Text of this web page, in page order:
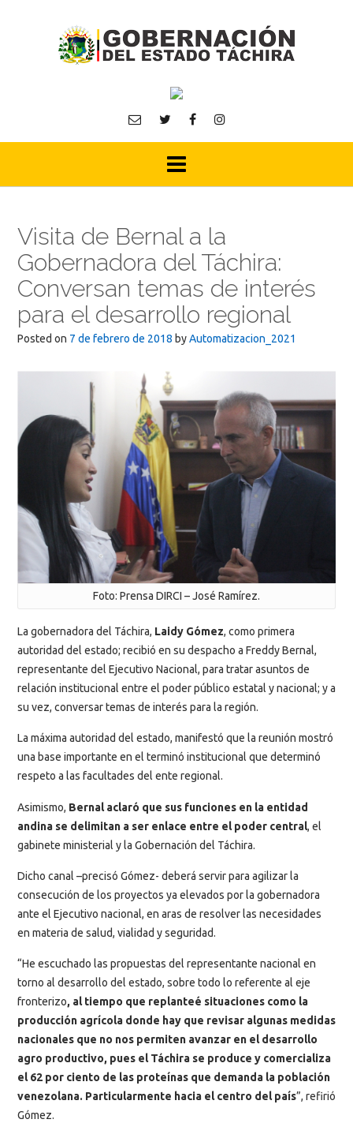
Visita de Bernal a la
Gobernadora del Táchira:
Conversan temas de interés
para el desarrollo regional
Posted on 7 de febrero de 2018 byAutomatizacion_2021
Foto: Prensa DIRCI – José Ramírez.
La gobernadora del Táchira, Laidy Gómez, como primera
autoridad del estado; recibió en su despacho a Freddy Bernal,
representante del Ejecutivo Nacional, para tratar asuntos de
relación institucional entre el poder público estatal y nacional; y a
su vez, conversar temas de interés para la región.
La máxima autoridad del estado, manifestó que la reunión mostró
una base importante en el terminó institucional que determinó
respeto a las facultades del ente regional.
Asimismo, Bernal aclaró que sus funciones en la entidad
andina se delimitan a ser enlace entre el poder central, el
gabinete ministerial y la Gobernación del Táchira.
Dicho canal –precisó Gómez- deberá servir para agilizar la
consecución de los proyectos ya elevados por la gobernadora
ante el Ejecutivo nacional, en aras de resolver las necesidades
en materia de salud, vialidad y seguridad.
“He escuchado las propuestas del representante nacional en
torno al desarrollo del estado, sobre todo lo referente al eje
fronterizo, al tiempo que replanteé situaciones como la
producción agrícola donde hay que revisar algunas medidas
nacionales que no nos permiten avanzar en el desarrollo
agro productivo, pues el Táchira se produce y comercializa
el 62 por ciento de las proteínas que demanda la población
venezolana. Particularmente hacia el centro del país”, refirió
Gómez.